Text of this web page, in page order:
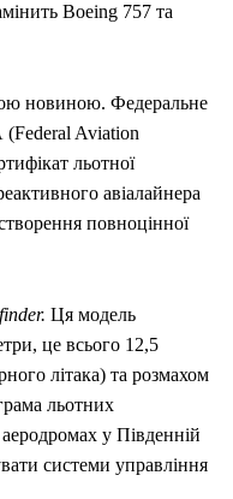
Boeing 757 та
новиною. Федеральне
(Federal Aviation
льотної
авіалайнера
повноцінної
Ця модель
це всього 12,5
літака) та розмахом
льотних
у Південній
системи управління